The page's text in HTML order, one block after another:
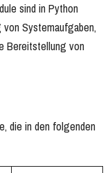
sind in Python
Systemaufgaben,
Bereitstellung von
die in den folgenden